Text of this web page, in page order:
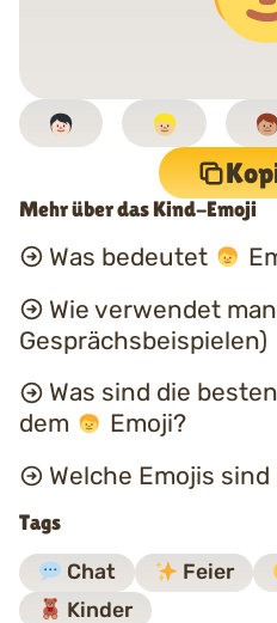
Mehr über das Kind-Emoji
Was bedeutet
Wie verwendet man
Gesprächsbeispielen)
Was sind die
dem
Emoji?
Welche Emojis
Tags
Chat Feier
Kinder